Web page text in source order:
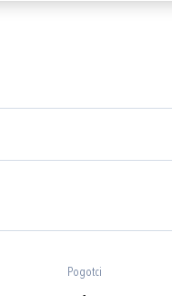
Pogotci